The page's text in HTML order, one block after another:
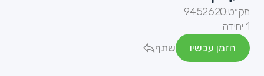
מק״ט:9452620
1 יחידה
הזמן עכשיו
שתף